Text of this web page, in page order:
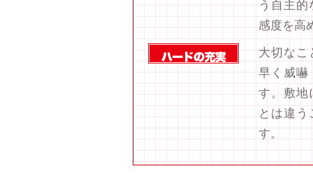
う自主的
感度を高
大切なこ
早く威嚇
す。敷地
とは違う
す。